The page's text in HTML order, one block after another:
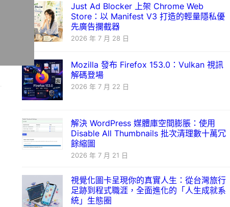
Just Ad Blocker 上架 Chrome Web
Store：以 Manifest V3 打造的輕量隱私優
先廣告攔截器
2026 年 7 月 28 日
Mozilla 發布 Firefox 153.0：Vulkan 視訊
解碼登場
2026 年 7 月 22 日
解決 WordPress 媒體庫空間膨脹：使用
Disable All Thumbnails 批次清理數十萬冗
餘縮圖
2026 年 7 月 21 日
視覺化圖卡呈現你的真實人生：從台灣旅行
足跡到程式職涯，全面進化的「人生成就系
統」生態圈